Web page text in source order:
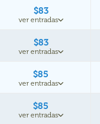
$83
ver entradas
$83
ver entradas
$85
ver entradas
$85
ver entradas